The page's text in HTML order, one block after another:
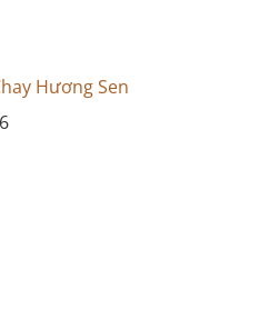
Hương Sen